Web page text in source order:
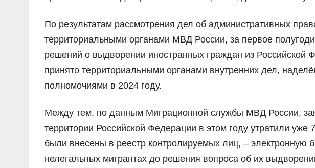
По результатам рассмотрения дел об административных
территориальными органами МВД России, за первое
решений о выдворении иностранных граждан из Российской
принято территориальными органами внутренних дел,
полномочиями в 2024 году.
Между тем, по данным Миграционной службы МВД России,
территории Российской Федерации в этом году утратили уже
были внесены в реестр контролируемых лиц, –
нелегальных мигрантах до решения вопроса об их